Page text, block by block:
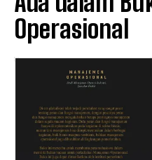
Operasional